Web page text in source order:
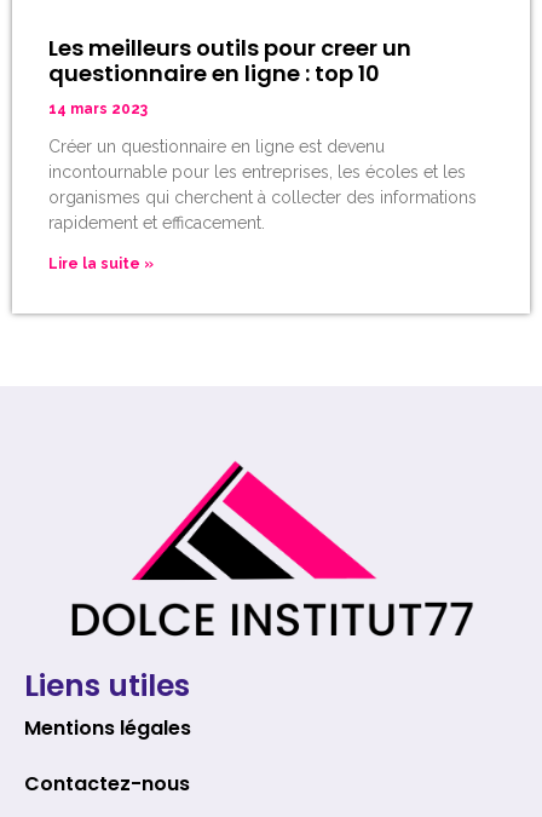
Les meilleurs outils pour creer un
questionnaire en ligne : top 10
14 mars 2023
Créer un questionnaire en ligne est devenu
incontournable pour les entreprises, les écoles et les
organismes qui cherchent à collecter des informations
rapidement et efficacement.
Lire la suite »
Liens utiles
Mentions légales
Contactez-nous